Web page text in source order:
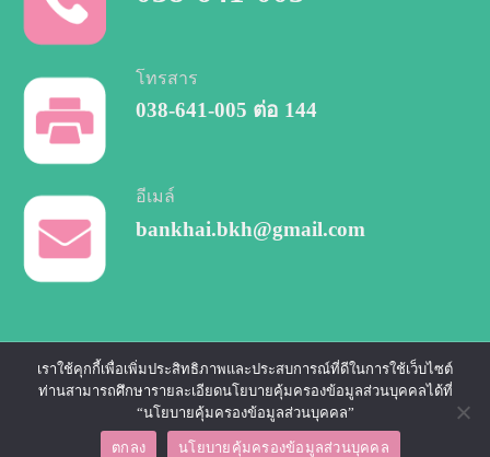
โทรสาร
038-641-005 ต่อ 144
อีเมล์
bankhai.bkh@gmail.com
COOKIE
POLICY
CCTV
PRIVACY
PRIVACY
POLICY
PERSONAL DATA
PROTECTION
Copyright 2026 © โรงพยาบาลบ้านค่าย Designed and Developed by
Soft Co., Ltd.
เราใช้คุกกี้เพื่อเพิ่มประสิทธิภาพและประสบการณ์ที่ดีในการใช้เว็บไซต์
ท่านสามารถศึกษารายละเอียดนโยบายคุ้มครองข้อมูลส่วนบุคคลได้ที่
“นโยบายคุ้มครองข้อมูลส่วนบุคคล”
ตกลง นโยบายคุ้มครองข้อมูลส่วนบุคคล